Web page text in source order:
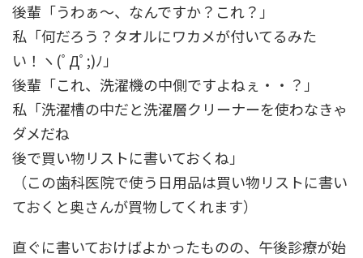
後輩「うわぁ～、なんですか？これ？」
私「何だろう？タオルにワカメが付いてるみた
い！ヽ(ﾟДﾟ;)ﾉ」
後輩「これ、洗濯機の中側ですよねぇ・・？」
私「洗濯槽の中だと洗濯層クリーナーを使わなきゃ
ダメだね
後で買い物リストに書いておくね」
（この歯科医院で使う日用品は買い物リストに書い
ておくと奥さんが買物してくれます）
直ぐに書いておけばよかったものの、午後診療が始